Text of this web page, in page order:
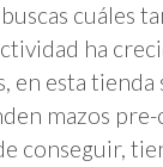
cuáles
ha
esta tienda
mazos
conseguir,